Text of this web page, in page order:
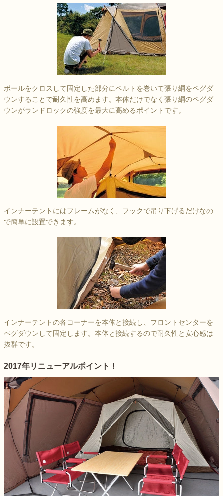
ポールをクロスして固定した部分にベルトを巻いて張り綱をペグダ
ウンすることで耐久性を高めます。本体だけでなく張り綱のペグダ
ウンがランドロックの強度を最大に高めるポイントです。
インナーテントにはフレームがなく、フックで吊り下げるだけなの
で簡単に設置できます。
インナーテントの各コーナーを本体と接続し、フロントセンターを
ペグダウンして固定します。本体と接続するので耐久性と安心感は
抜群です。
2017年リニューアルポイント！